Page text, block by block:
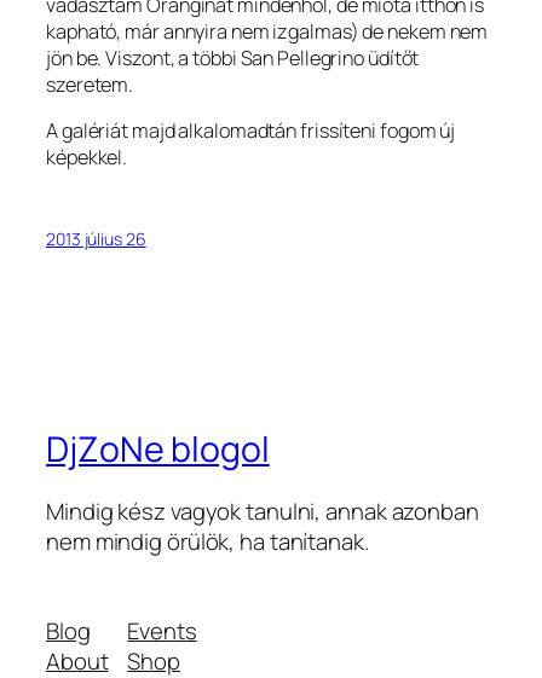
kapható, már annyira nem izgalmas) de nekem nem
jön be. Viszont, a többi San Pellegrino üdítőt
szeretem.
A galériát majd alkalomadtán frissíteni fogom új
képekkel.
2013 július 26
DjZoNe blogol
Mindig kész vagyok tanulni, annak azonban
nem mindig örülök, ha tanítanak.
Blog
About
Events
Shop